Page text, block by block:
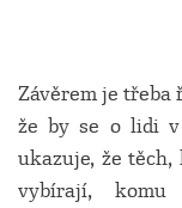
Závěrem je třeba
že by se o lidi v
ukazuje, že těch,
vybírají,